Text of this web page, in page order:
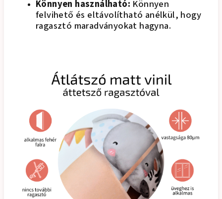
Könnyen használható: Könnyen
felvihető és eltávolítható anélkül, hogy
ragasztó maradványokat hagyna.